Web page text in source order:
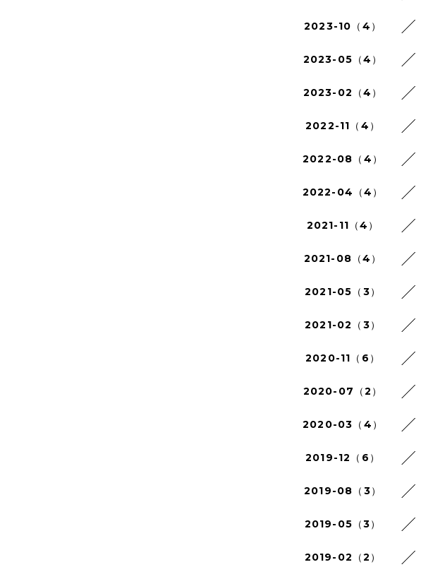
2023-10（4）
2023-05（4）
2023-02（4）
2022-11（4）
2022-08（4）
2022-04（4）
2021-11（4）
2021-08（4）
2021-05（3）
2021-02（3）
2020-11（6）
2020-07（2）
2020-03（4）
2019-12（6）
2019-08（3）
2019-05（3）
2019-02（2）